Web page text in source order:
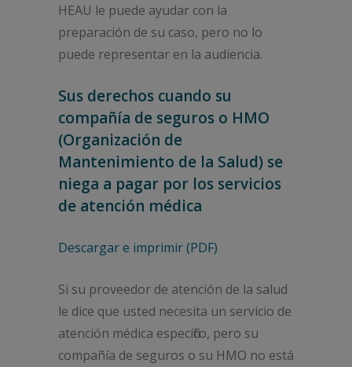
HEAU le puede ayudar con la
preparación de su caso, pero no lo
puede representar en la audiencia.
Sus derechos cuando su
compañía de seguros o HMO
(Organización de
Mantenimiento de la Salud) se
niega a pagar por los servicios
de atención médica
Descargar e imprimir (PDF)
Si su proveedor de atención de la salud
le dice que usted necesita un servicio de
atención médica específico, pero su
compañía de seguros o su HMO no está